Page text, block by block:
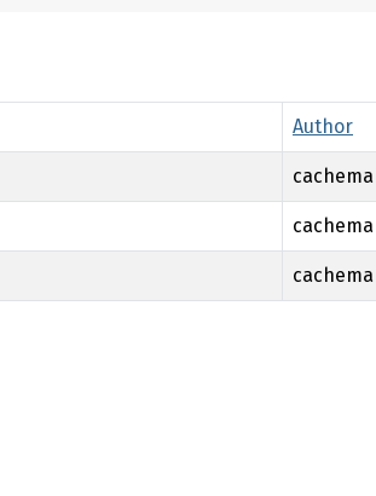
Author
cachema
cachema
cachema